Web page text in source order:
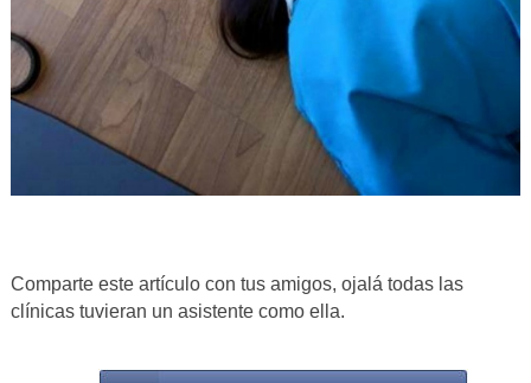
Comparte este artículo con tus amigos, ojalá todas las
clínicas tuvieran un asistente como ella.